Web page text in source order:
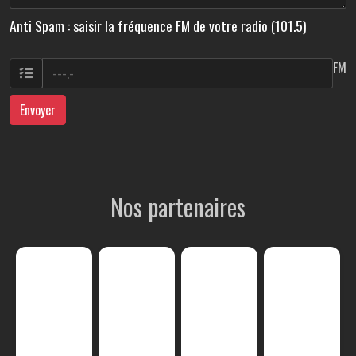
Anti Spam : saisir la fréquence FM de votre radio (101.5)
FM
Envoyer
Nos partenaires